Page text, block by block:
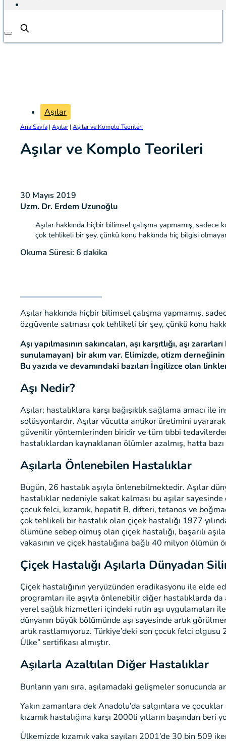
Aşılar
Ana Sayfa | Aşılar| Aşılar ve Komplo Teorileri
Aşılar ve Komplo Teorileri
30 Mayıs 2019
Uzm. Dr. Erdem Uzunoğlu
Aşılar hakkında hiçbir bilimsel çalışma yapmamış,
çok tehlikeli bir şey, çünkü konu hakkında hiç bilgisi
Okuma Süresi: 6 dakika
Aşılar hakkında hiçbir bilimsel çalışma yapmamış,
özgüvenle satması çok tehlikeli bir şey, çünkü konu
Aşı yapılmasının sakıncaları, aşı karşıtlığı, aşı
sunulamayan) bir akım var. Elimizde,otizm
Bu yazıda ve devamındaki bazıları İngilizce olan
Aşı Nedir?
Aşılar; hastalıklara karşı bağışıklık sağlama amacı
solüsyonlardır. Aşılar vücutta antikor üretimini uyararak
güvenilir yöntemlerinden biridir ve tüm tıbbi tedavilerden
hastalıklardan kaynaklanan ölümler azalmış, hatta bazı
Aşılarla Önlenebilen Hastalıklar
Bugün, 26 hastalık aşıyla önlenebilmektedir. Aşılar
hastalıklar nedeniyle sakat kalması bu aşılar
çocuk felci, kızamık, hepatit B, difteri, tetanos ve
çok tehlikeli bir hastalık olan çiçek hastalığı 1977
ölümüne sebep olmuş olan çiçek hastalığı, başarılı
vakasının ve çiçek hastalığına bağlı 40 milyon ölümün
Çiçek Hastalığı Aşılarla Dünyadan
Çiçek hastalığının yeryüzünden eradikasyonu ile elde
programları ile aşıyla önlenebilir diğer hastalıklarda
yerel sağlık hizmetleri içindeki rutin aşı uygulamaları
dünyanın büyük bölümünde aşı sayesinde artık
artık rastlamıyoruz. Türkiye’deki son çocuk felci
Ülke” sertifikası almıştır.
Aşılarla Azaltılan Diğer Hastalıklar
Bunların yanı sıra, aşılamadaki gelişmeler sonucunda
Yakın zamanlara dek Anadolu’da salgınlara ve çocuklar
kızamık hastalığına karşı 2000li yılların başından
Ülkemizde kızamık vaka sayıları 2001’de 30 bin 509